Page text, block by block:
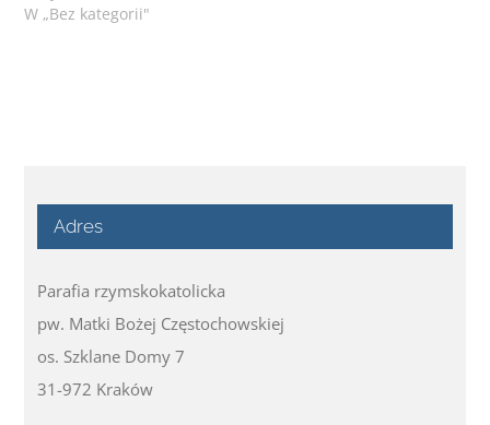
W „Bez kategorii"
Adres
Parafia rzymskokatolicka
pw. Matki Bożej Częstochowskiej
os. Szklane Domy 7
31-972 Kraków